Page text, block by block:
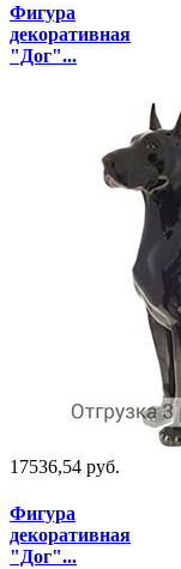
Фигура
декоративная
"Дог"...
17536,54 руб.
Фигура
декоративная
"Дог"...